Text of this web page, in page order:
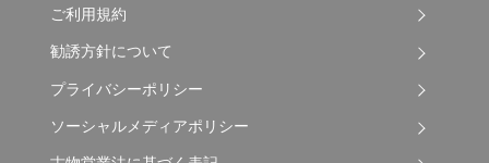
ご利用規約
勧誘方針について
プライバシーポリシー
ソーシャルメディアポリシー